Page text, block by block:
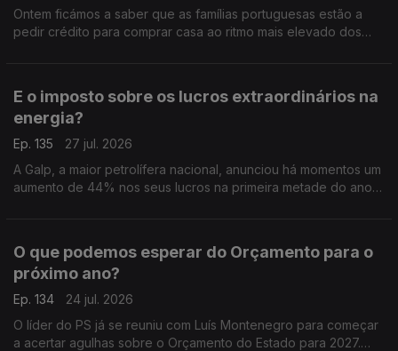
Ontem ficámos a saber que as famílias portuguesas estão a
pedir crédito para comprar casa ao ritmo mais elevado dos
E o imposto sobre os lucros extraordinários na
energia?
Ep. 135
27 jul. 2026
A Galp, a maior petrolífera nacional, anunciou há momentos um
aumento de 44% nos seus lucros na primeira metade do ano,
O que podemos esperar do Orçamento para o
próximo ano?
Ep. 134
24 jul. 2026
O líder do PS já se reuniu com Luís Montenegro para começar
a acertar agulhas sobre o Orçamento do Estado para 2027.